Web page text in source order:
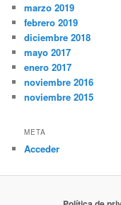
marzo 2019
febrero 2019
diciembre 2018
mayo 2017
enero 2017
noviembre 2016
noviembre 2015
META
Acceder